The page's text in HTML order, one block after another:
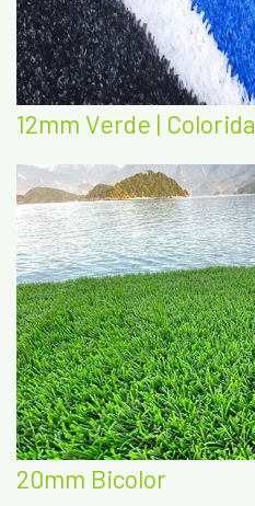
12mm Verde | Colorida
20mm Bicolor